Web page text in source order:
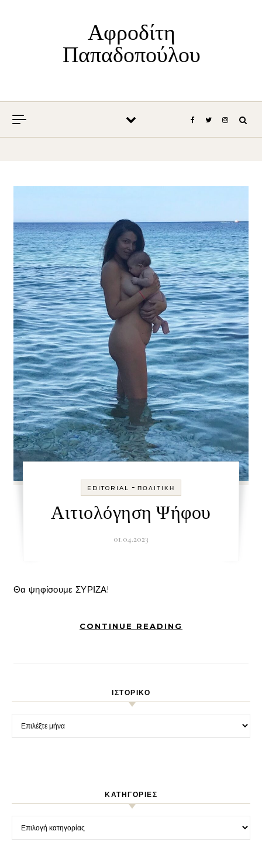
Αφροδίτη
Παπαδοπούλου
EDITORIAL - ΠΟΛΙΤΙΚΉ
Αιτιολόγηση Ψήφου
01.04.2023
Θα ψηφίσουμε ΣΥΡΙΖΑ!
CONTINUE READING
ΙΣΤΟΡΙΚΌ
KΑΤΗΓΟΡΊΕΣ